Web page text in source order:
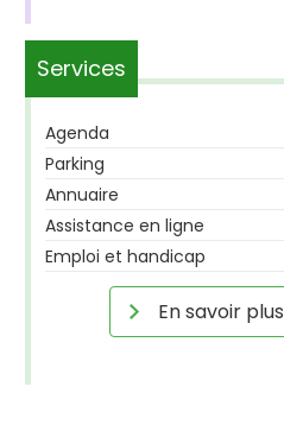
Services
Agenda
Parking
Annuaire
Assistance en ligne
Emploi et handicap
En savoir plus